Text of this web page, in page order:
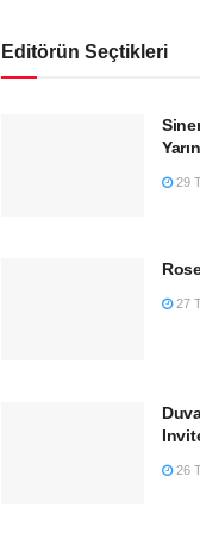
Editörün Seçtikleri
29
27
26